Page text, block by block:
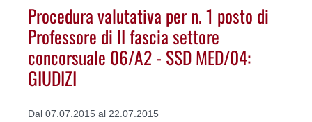
Procedura valutativa per n. 1 posto di
Professore di II fascia settore
concorsuale 06/A2 - SSD MED/04:
GIUDIZI
Dal 07.07.2015 al 22.07.2015